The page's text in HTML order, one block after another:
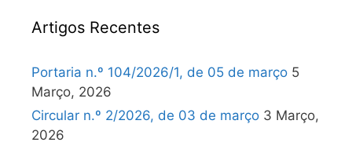
Artigos Recentes
Portaria n.º 104/2026/1, de 05 de março 5
Março, 2026
Circular n.º 2/2026, de 03 de março 3 Março,
2026